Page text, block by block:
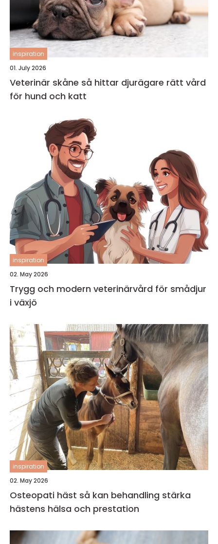
inspiration
01. July 2026
Veterinär skåne så hittar djurägare rätt vård
för hund och katt
inspiration
02. May 2026
Trygg och modern veterinärvård för smådjur
i växjö
inspiration
02. May 2026
Osteopati häst så kan behandling stärka
hästens hälsa och prestation